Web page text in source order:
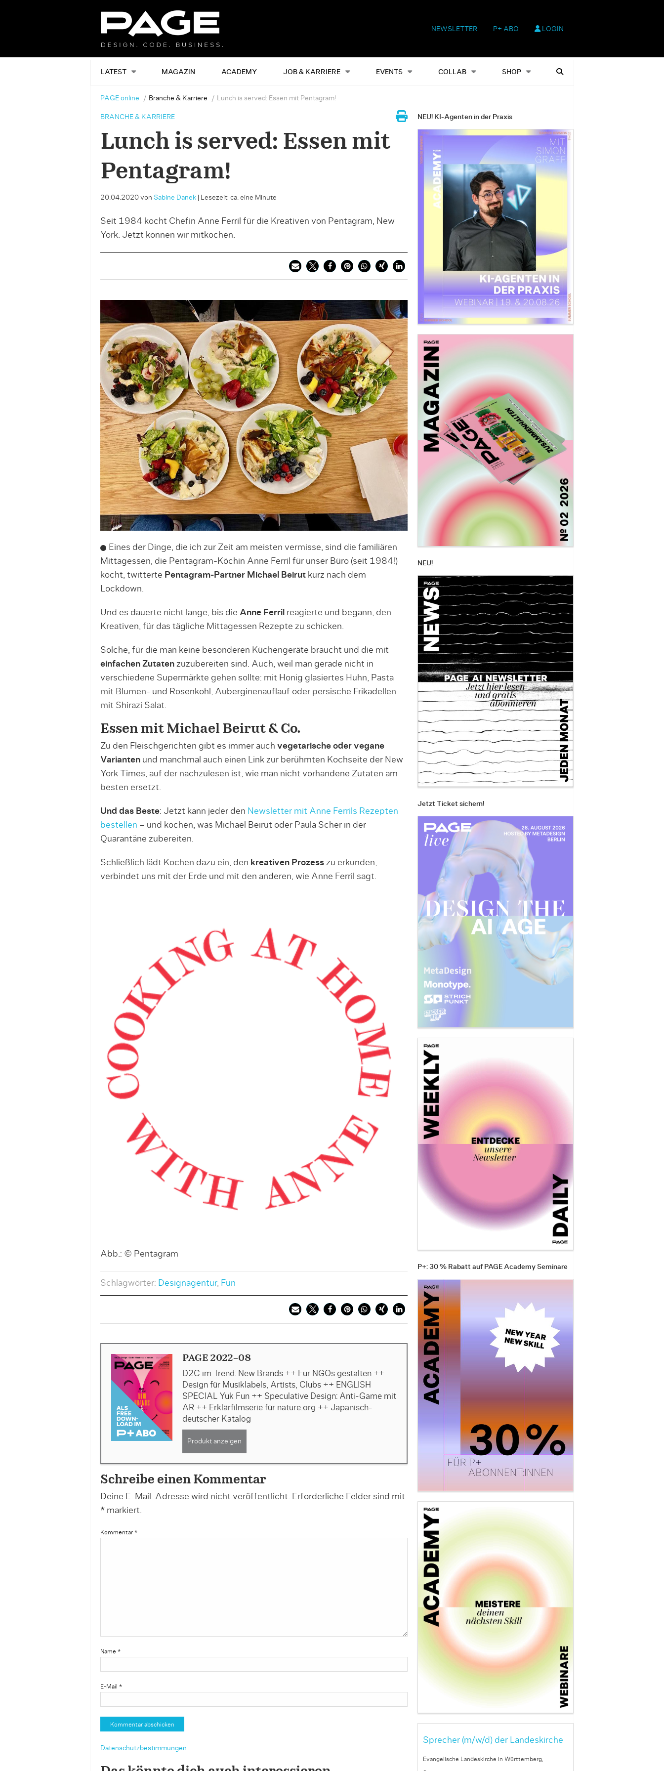
NEWSLETTER P+ ABO LOGIN
LATEST MAGAZIN ACADEMY JOB & KARRIERE EVENTS COLLAB SHOP
Alles Events Shop Heftausgaben Suchen
PAGE online Branche & Karriere Lunch is served: Essen mit Pentagram!
BRANCHE & KARRIERE
Lunch is served: Essen mit
Pentagram!
20.04.2020 von Sabine Danek| Lesezeit: ca. eine Minute
Seit 1984 kocht Chefin Anne Ferril für die Kreativen von Pentagram, New
York. Jetzt können wir mitkochen.
Eines der Dinge, die ich zur Zeit am meisten vermisse, sind die familiären
Mittagessen, die Pentagram-Köchin Anne Ferril für unser Büro (seit 1984!)
kocht, twitterte Pentagram-Partner Michael Beirutkurz nach dem
Lockdown.
Und es dauerte nicht lange, bis die Anne Ferril reagierte und begann, den
Kreativen, für das tägliche Mittagessen Rezepte zu schicken.
Solche, für die man keine besonderen Küchengeräte braucht und die mit
einfachen Zutatenzuzubereiten sind. Auch, weil man gerade nicht in
verschiedene Supermärkte gehen sollte: mit Honig glasiertes Huhn, Pasta
mit Blumen- und Rosenkohl, Auberginenauflauf oder persische Frikadellen
mit Shirazi Salat.
Essen mit Michael Beirut & Co.
Zu den Fleischgerichten gibt es immer auch vegetarische oder vegane
Variantenund manchmal auch einen Link zur berühmten Kochseite der New
York Times, auf der nachzulesen ist, wie man nicht vorhandene Zutaten am
besten ersetzt.
Und das Beste: Jetzt kann jeder den Newsletter mit Anne Ferrils Rezepten
bestellen – und kochen, was Michael Beirut oder Paula Scher in der
Quarantäne zubereiten.
Schließlich lädt Kochen dazu ein, den kreativen Prozesszu erkunden,
verbindet uns mit der Erde und mit den anderen, wie Anne Ferril sagt.
Abb.: © Pentagram
Schlagwörter: Designagentur, Fun
PAGE 2022-08
D2C im Trend: New Brands ++ Für NGOs gestalten ++
Design für Musiklabels, Artists, Clubs ++ ENGLISH
SPECIAL Yuk Fun ++ Speculative Design: Anti-Game mit
AR ++ Erklärfilmserie für nature.org ++ Japanisch-
deutscher Katalog
Produkt anzeigen
Schreibe einen Kommentar
Deine E-Mail-Adresse wird nicht veröffentlicht. Erforderliche Felder sind mit
*markiert.
Kommentar *
Name *
E-Mail *
Datenschutzbestimmungen
NEU! KI-Agenten in der Praxis
NEU!
Jetzt Ticket sichern!
P+: 30 % Rabatt auf PAGE Academy Seminare
Sprecher (m/w/d) der Landeskirche
Evangelische Landeskirche in Württemberg,